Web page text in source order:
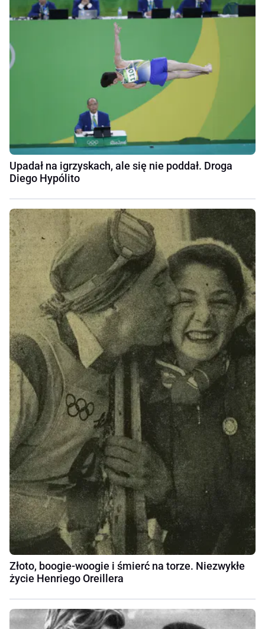
Upadał na igrzyskach, ale się nie poddał. Droga
Diego Hypólito
Złoto, boogie-woogie i śmierć na torze. Niezwykłe
życie Henriego Oreillera